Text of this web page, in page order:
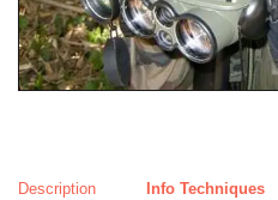
Description Info Techniques